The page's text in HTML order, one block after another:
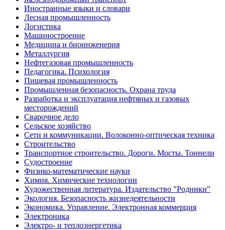
Иностранные языки и словари
Лесная промышленность
Логистика
Машиностроение
Медицина и биоинженерия
Металлургия
Нефтегазовая промышленность
Педагогика. Психология
Пищевая промышленность
Промышленная безопасность. Охрана труда
Разработка и эксплуатация нефтяных и газовых
месторождений
Сварочное дело
Сельское хозяйство
Сети и коммуникации. Волоконно-оптическая техника
Строительство
Транспортное строительство. Дороги. Мосты. Тоннели
Судостроение
Физико-математические науки
Химия. Химические технологии
Художественная литература. Издательство "Родники"
Экология. Безопасность жизнедеятельности
Экономика. Управление. Электронная коммерция
Электроника
Электро- и теплоэнергетика